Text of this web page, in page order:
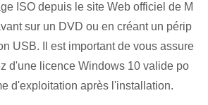
ISO depuis le site Web officiel de M
sur un DVD ou en créant un périp
USB. Il est important de vous assure
d'une licence Windows 10 valide po
d'exploitation après l'installation.